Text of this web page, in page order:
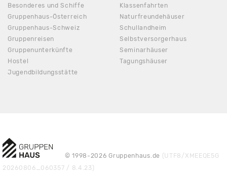
Besonderes und Schiffe
Gruppenhaus-Österreich
Gruppenhaus-Schweiz
Gruppenreisen
Gruppenunterkünfte
Hostel
Jugendbildungsstätte
Klassenfahrten
Naturfreundehäuser
Schullandheim
Selbstversorgerhaus
Seminarhäuser
Tagungshäuser
© 1998-2026 Gruppenhaus.de
(UTF8/XMEEQE5G
20260806_060357 / 8.4.23)